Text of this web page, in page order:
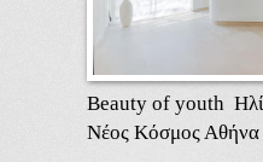
Beauty of youth
Νέος Κόσμος Αθήνα